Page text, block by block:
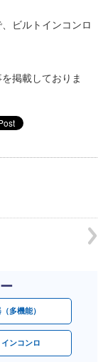
ビルトインコンロ
掲載しておりま
多機能）
インコンロ